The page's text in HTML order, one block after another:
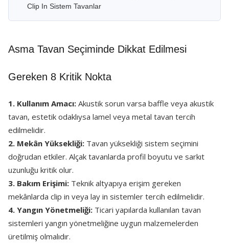
Clip In Sistem Tavanlar
Asma Tavan Seçiminde Dikkat Edilmesi
Gereken 8 Kritik Nokta
1. Kullanım Amacı: Akustik sorun varsa baffle veya akustik
tavan, estetik odaklıysa lamel veya metal tavan tercih
edilmelidir.
2. Mekân Yüksekliği: Tavan yüksekliği sistem seçimini
doğrudan etkiler. Alçak tavanlarda profil boyutu ve sarkıt
uzunluğu kritik olur.
3. Bakım Erişimi: Teknik altyapıya erişim gereken
mekânlarda clip in veya lay in sistemler tercih edilmelidir.
4. Yangın Yönetmeliği: Ticari yapılarda kullanılan tavan
sistemleri yangın yönetmeliğine uygun malzemelerden
üretilmiş olmalıdır.